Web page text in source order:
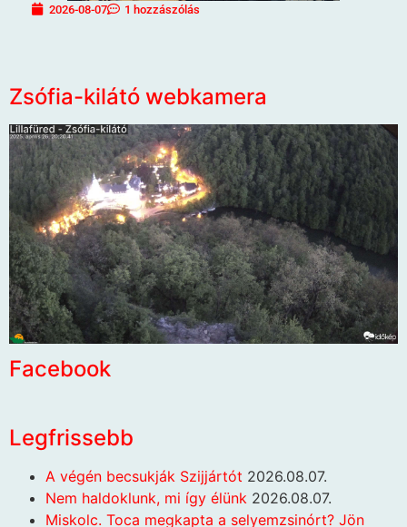
2026-08-07 1 hozzászólás
Zsófia-kilátó webkamera
Facebook
Legfrissebb
A végén becsukják Szijjártót 2026.08.07.
Nem haldoklunk, mi így élünk 2026.08.07.
Miskolc. Toca megkapta a selyemzsinórt? Jön